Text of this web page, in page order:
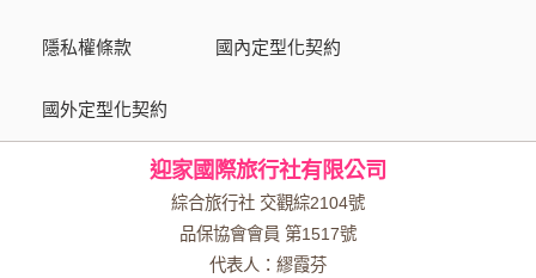
隱私權條款 國內定型化契約
國外定型化契約
迎家國際旅行社有限公司
綜合旅行社 交觀綜2104號
品保協會會員 第1517號
代表人：繆霞芬